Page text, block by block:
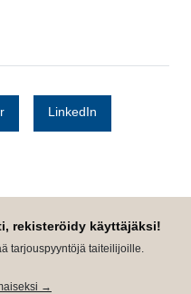
LinkedIn
rekisteröidy käyttäjäksi!
tarjouspyyntöjä taiteilijoille.
→